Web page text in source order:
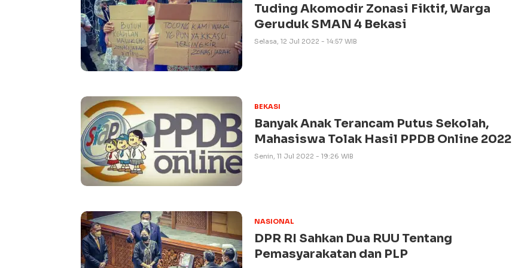
Tuding Akomodir Zonasi Fiktif, Warga
Geruduk SMAN 4 Bekasi
Selasa, 12 Jul 2022 - 14:57 WIB
BEKASI
Banyak Anak Terancam Putus Sekolah,
Mahasiswa Tolak Hasil PPDB Online 2022
Senin, 11 Jul 2022 - 19:26 WIB
NASIONAL
DPR RI Sahkan Dua RUU Tentang
Pemasyarakatan dan PLP